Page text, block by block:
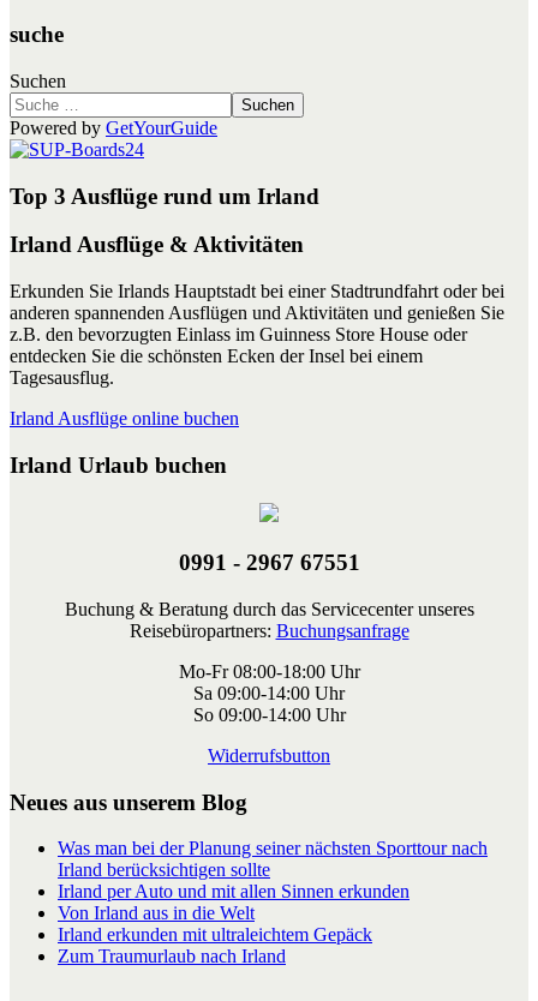
suche
Suchen
Suchen
Powered by GetYourGuide
Top 3 Ausflüge rund um Irland
Irland Ausflüge & Aktivitäten
Erkunden Sie Irlands Hauptstadt bei einer Stadtrundfahrt oder bei
anderen spannenden Ausflügen und Aktivitäten und genießen Sie
z.B. den bevorzugten Einlass im Guinness Store House oder
entdecken Sie die schönsten Ecken der Insel bei einem
Tagesausflug.
Irland Ausflüge online buchen
Irland Urlaub buchen
0991 - 2967 67551
Buchung & Beratung durch das Servicecenter unseres
Reisebüropartners: Buchungsanfrage
Mo-Fr 08:00-18:00 Uhr
Sa 09:00-14:00 Uhr
So 09:00-14:00 Uhr
Widerrufsbutton
Neues aus unserem Blog
Was man bei der Planung seiner nächsten Sporttour nach
Irland berücksichtigen sollte
Irland per Auto und mit allen Sinnen erkunden
Von Irland aus in die Welt
Irland erkunden mit ultraleichtem Gepäck
Zum Traumurlaub nach Irland